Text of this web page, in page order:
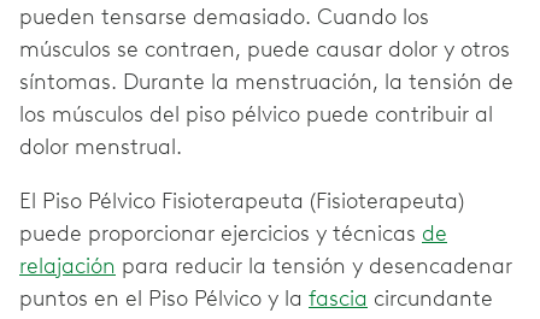
pueden tensarse demasiado. Cuando los
músculos se contraen, puede causar dolor y otros
síntomas. Durante la menstruación, la tensión de
los músculos del piso pélvico puede contribuir al
dolor menstrual.
El Piso Pélvico Fisioterapeuta (Fisioterapeuta)
puede proporcionar ejercicios y técnicas de
relajación para reducir la tensión y desencadenar
puntos en el Piso Pélvico y la fascia circundante